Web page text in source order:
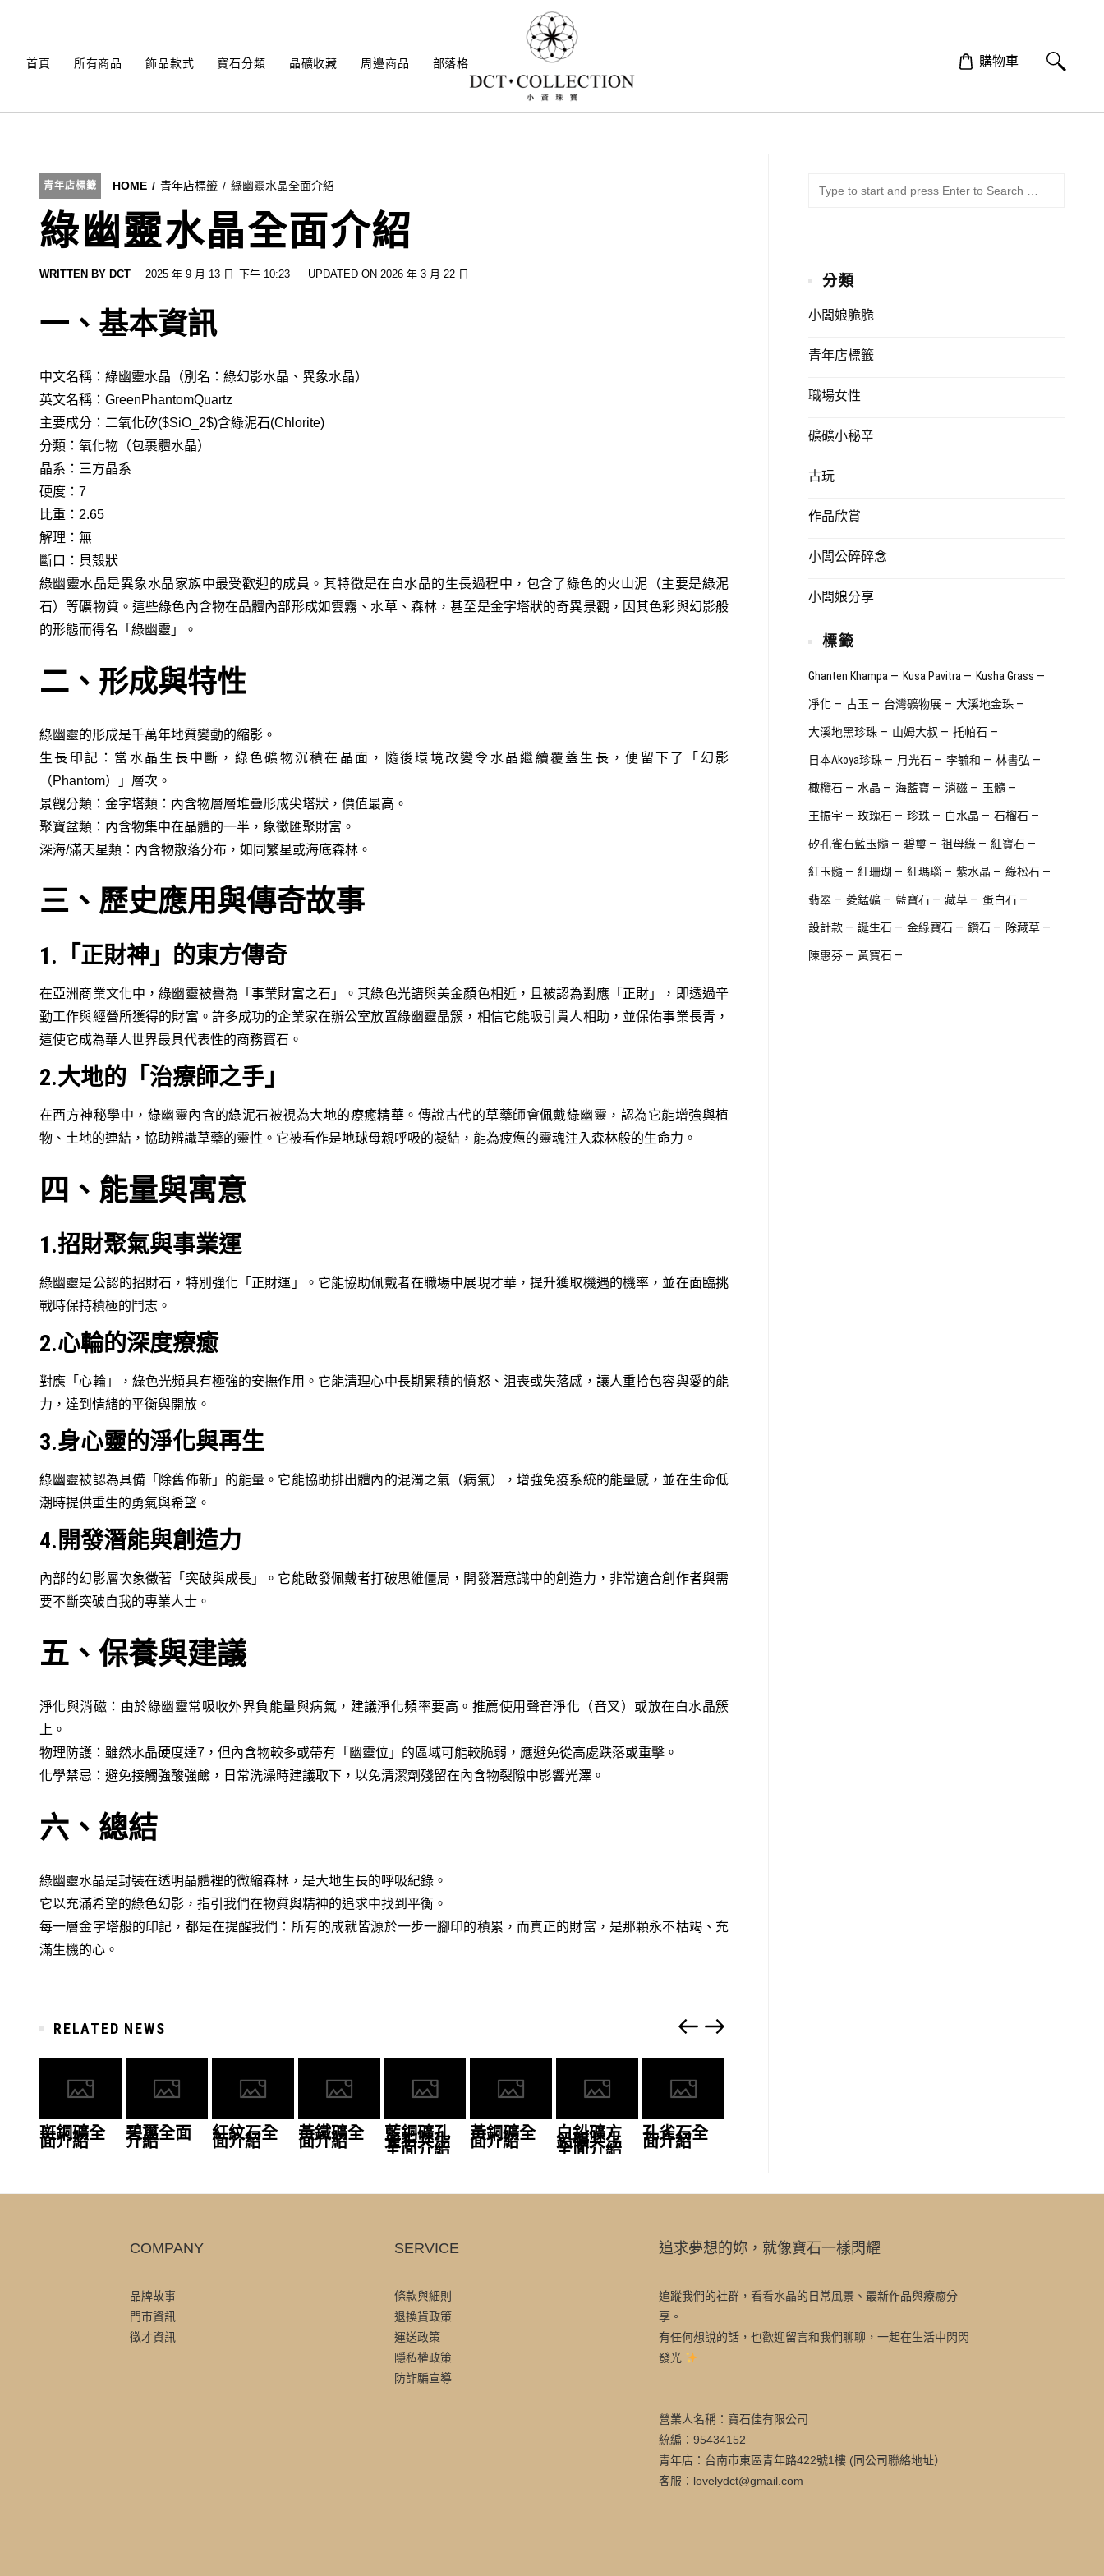
content
首頁 所有商品 飾品款式 寶石分類 晶礦收藏 周邊商品 部落格 購物車
青年店標籤 HOME 青年店標籤 綠幽靈水晶全面介紹
綠幽靈水晶全面介紹
WRITTEN BY DCT 2025 年 9 月 13 日 下午 10:23 UPDATED ON 2026 年 3 月 22 日
一、基本資訊
中文名稱：綠幽靈水晶（別名：綠幻影水晶、異象水晶）
英文名稱：GreenPhantomQuartz
主要成分：二氧化矽($SiO_2$)含綠泥石(Chlorite)
分類：氧化物（包裹體水晶）
晶系：三方晶系
硬度：7
比重：2.65
解理：無
斷口：貝殼狀
綠幽靈水晶是異象水晶家族中最受歡迎的成員。其特徵是在白水晶的生長過程中，包含了綠色的火山泥（主要是綠泥
石）等礦物質。這些綠色內含物在晶體內部形成如雲霧、水草、森林，甚至是金字塔狀的奇異景觀，因其色彩與幻影般
的形態而得名「綠幽靈」。
二、形成與特性
綠幽靈的形成是千萬年地質變動的縮影。
生長印記：當水晶生長中斷，綠色礦物沉積在晶面，隨後環境改變令水晶繼續覆蓋生長，便留下了「幻影
（Phantom）」層次。
景觀分類：金字塔類：內含物層層堆疊形成尖塔狀，價值最高。
聚寶盆類：內含物集中在晶體的一半，象徵匯聚財富。
深海/滿天星類：內含物散落分布，如同繁星或海底森林。
三、歷史應用與傳奇故事
1.「正財神」的東方傳奇
在亞洲商業文化中，綠幽靈被譽為「事業財富之石」。其綠色光譜與美金顏色相近，且被認為對應「正財」，即透過辛
勤工作與經營所獲得的財富。許多成功的企業家在辦公室放置綠幽靈晶簇，相信它能吸引貴人相助，並保佑事業長青，
這使它成為華人世界最具代表性的商務寶石。
2.大地的「治療師之手」
在西方神秘學中，綠幽靈內含的綠泥石被視為大地的療癒精華。傳說古代的草藥師會佩戴綠幽靈，認為它能增強與植
物、土地的連結，協助辨識草藥的靈性。它被看作是地球母親呼吸的凝結，能為疲憊的靈魂注入森林般的生命力。
四、能量與寓意
1.招財聚氣與事業運
綠幽靈是公認的招財石，特別強化「正財運」。它能協助佩戴者在職場中展現才華，提升獲取機遇的機率，並在面臨挑
戰時保持積極的鬥志。
2.心輪的深度療癒
對應「心輪」，綠色光頻具有極強的安撫作用。它能清理心中長期累積的憤怒、沮喪或失落感，讓人重拾包容與愛的能
力，達到情緒的平衡與開放。
3.身心靈的淨化與再生
綠幽靈被認為具備「除舊佈新」的能量。它能協助排出體內的混濁之氣（病氣），增強免疫系統的能量感，並在生命低
潮時提供重生的勇氣與希望。
4.開發潛能與創造力
內部的幻影層次象徵著「突破與成長」。它能啟發佩戴者打破思維僵局，開發潛意識中的創造力，非常適合創作者與需
要不斷突破自我的專業人士。
五、保養與建議
淨化與消磁：由於綠幽靈常吸收外界負能量與病氣，建議淨化頻率要高。推薦使用聲音淨化（音叉）或放在白水晶簇
上。
物理防護：雖然水晶硬度達7，但內含物較多或帶有「幽靈位」的區域可能較脆弱，應避免從高處跌落或重擊。
化學禁忌：避免接觸強酸強鹼，日常洗澡時建議取下，以免清潔劑殘留在內含物裂隙中影響光澤。
六、總結
綠幽靈水晶是封裝在透明晶體裡的微縮森林，是大地生長的呼吸紀錄。
它以充滿希望的綠色幻影，指引我們在物質與精神的追求中找到平衡。
每一層金字塔般的印記，都是在提醒我們：所有的成就皆源於一步一腳印的積累，而真正的財富，是那顆永不枯竭、充
滿生機的心。
RELATED NEWS
斑銅礦全
面介紹 碧璽全面
介紹 紅紋石全
面介紹 黃鐵礦全
面介紹 藍銅礦孔
雀石共生
全面介紹
黃銅礦全
面介紹 白鉛礦方
鉛礦共生
全面介紹
孔雀石全
面介紹
分類
小闆娘脆脆
青年店標籤
職場女性
礦礦小秘辛
古玩
作品欣賞
小闆公碎碎念
小闆娘分享
標籤
Ghanten Khampa Kusa Pavitra Kusha Grass
凈化 古玉 台灣礦物展 大溪地金珠
大溪地黑珍珠 山姆大叔 托帕石
日本Akoya珍珠 月光石 李毓和 林書弘
橄欖石 水晶 海藍寶 消磁 玉髓
王振宇 玫瑰石 珍珠 白水晶 石榴石
矽孔雀石藍玉髓 碧璽 祖母綠 紅寶石
紅玉髓 紅珊瑚 紅瑪瑙 紫水晶 綠松石
翡翠 菱錳礦 藍寶石 藏草 蛋白石
設計款 誕生石 金綠寶石 鑽石 除藏草
陳惠芬 黃寶石
COMPANY
品牌故事
門市資訊
徵才資訊
SERVICE
條款與細則
退換貨政策
運送政策
隱私權政策
防詐騙宣導
追求夢想的妳，就像寶石一樣閃耀
追蹤我們的社群，看看水晶的日常風景、最新作品與療癒分
享。
有任何想說的話，也歡迎留言和我們聊聊，一起在生活中閃閃
發光
營業人名稱：寶石佳有限公司
統編：95434152
青年店：台南市東區青年路422號1樓 (同公司聯絡地址）
客服：lovelydct@gmail.com